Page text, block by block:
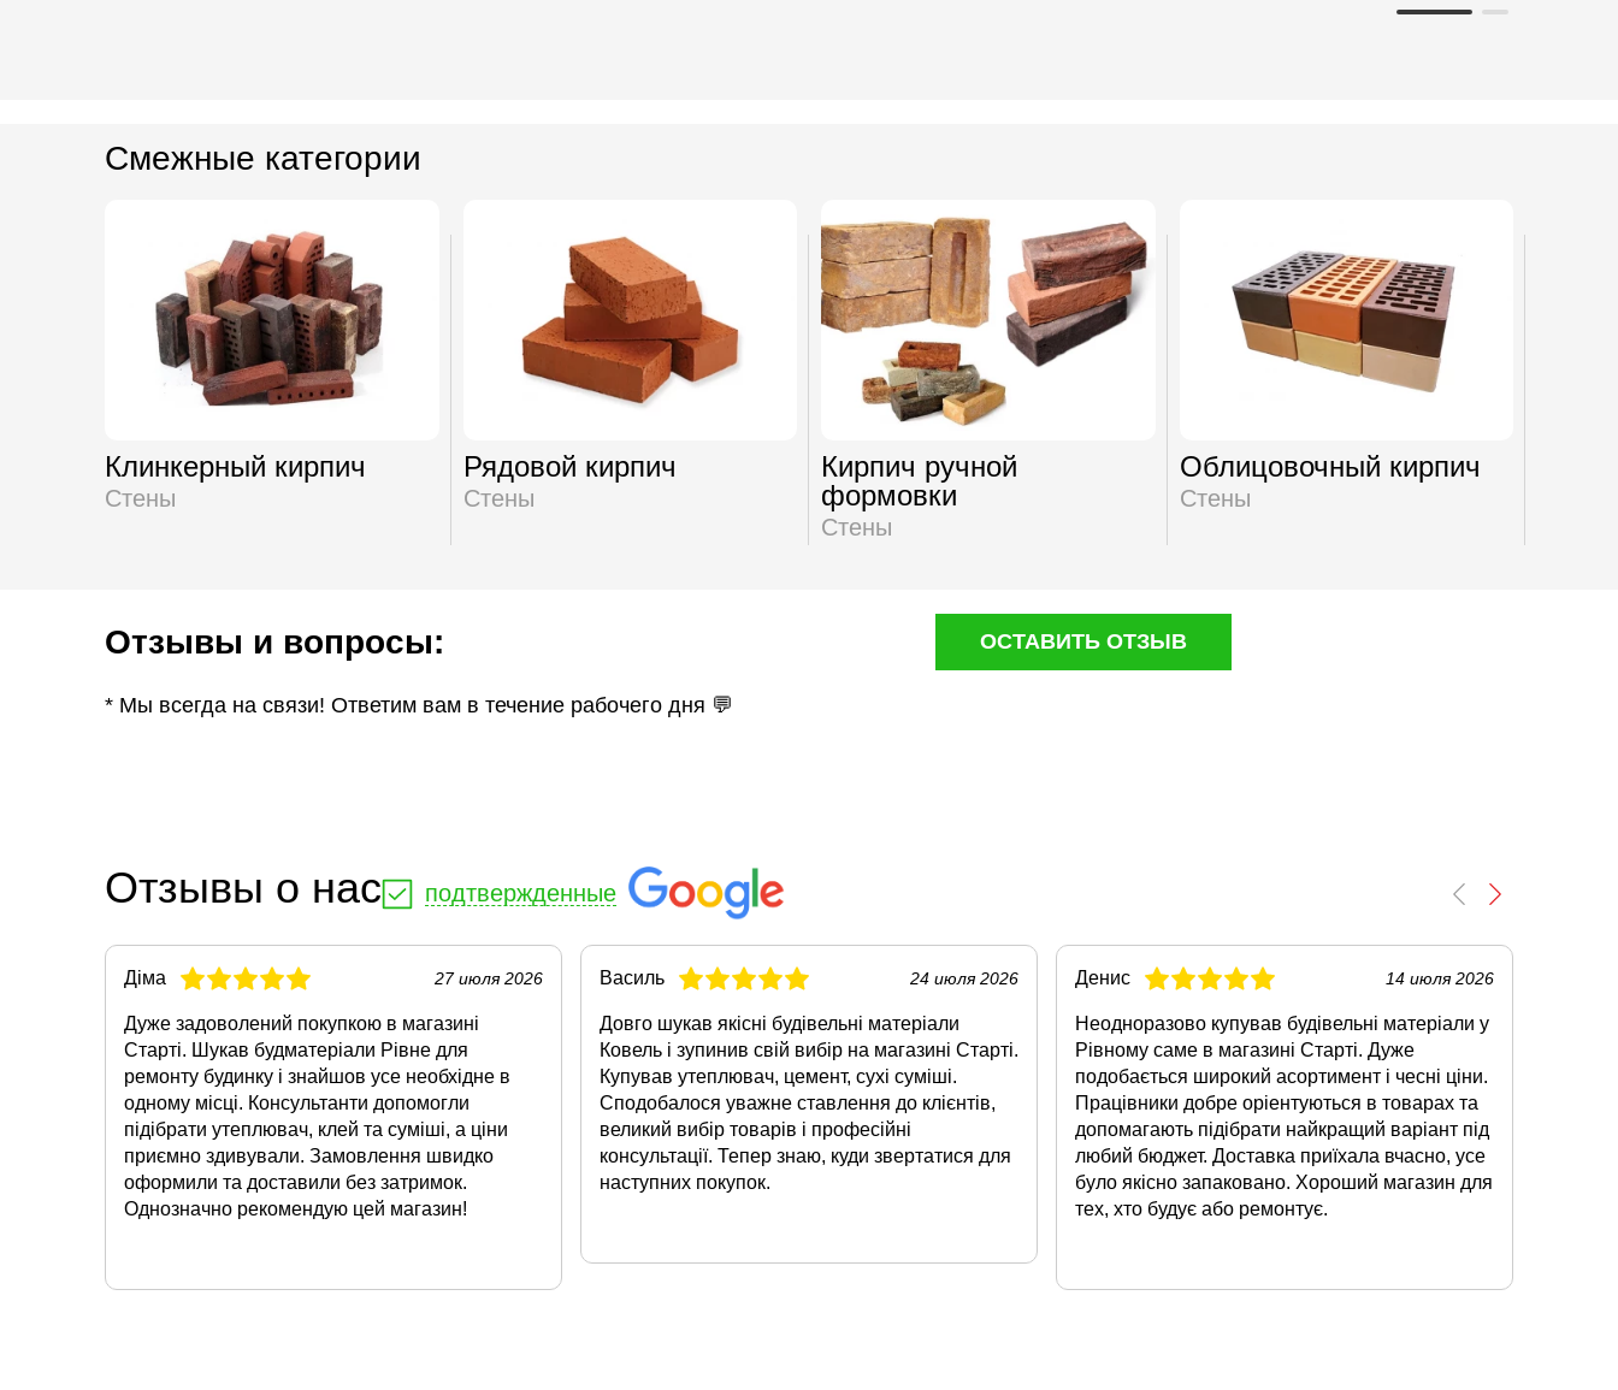
Смежные категории
Клинкерный кирпич
Стены
Рядовой кирпич
Стены
Кирпич ручной
формовки
Стены
Облицовочный кирпич
Стены
Отзывы и вопросы: ОСТАВИТЬ ОТЗЫВ
* Мы всегда на связи! Ответим вам в течение рабочего дня 💬
Отзывы о нас подтвержденные
Діма 27 июля 2026
Дуже задоволений покупкою в магазині
Старті. Шукав будматеріали Рівне для
ремонту будинку і знайшов усе необхідне в
одному місці. Консультанти допомогли
підібрати утеплювач, клей та суміші, а ціни
приємно здивували. Замовлення швидко
оформили та доставили без затримок.
Однозначно рекомендую цей магазин!
Василь 24 июля 2026
Довго шукав якісні будівельні матеріали
Ковель і зупинив свій вибір на магазині Старті.
Купував утеплювач, цемент, сухі суміші.
Сподобалося уважне ставлення до клієнтів,
великий вибір товарів і професійні
консультації. Тепер знаю, куди звертатися для
наступних покупок.
Денис 14 июля 2026
Неодноразово купував будівельні матеріали у
Рівному саме в магазині Старті. Дуже
подобається широкий асортимент і чесні ціни.
Працівники добре оріентуються в товарах та
допомагають підібрати найкращий варіант під
любий бюджет. Доставка приїхала вчасно, усе
було якісно запаковано. Хороший магазин для
тех, хто будує або ремонтує.